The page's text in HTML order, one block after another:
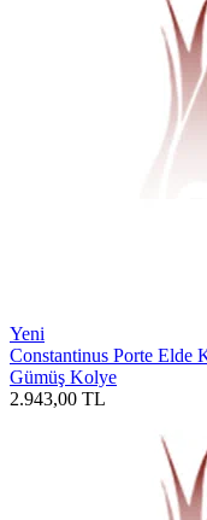
Yeni
Constantinus Porte Elde
Gümüş Kolye
2.943,00 TL